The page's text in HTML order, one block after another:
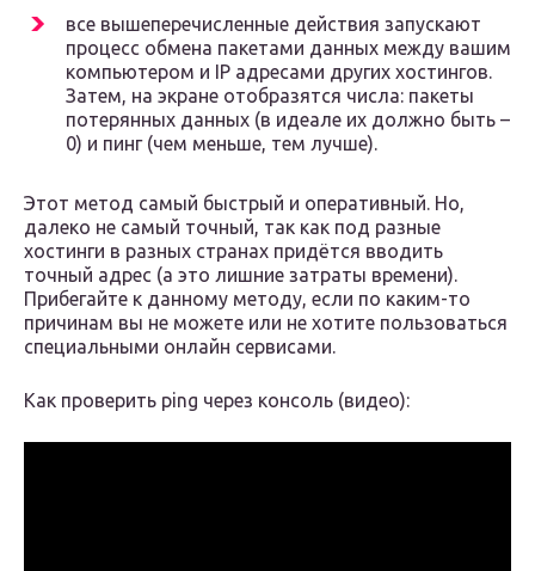
все вышеперечисленные действия запускают
процесс обмена пакетами данных между вашим
компьютером и IP адресами других хостингов.
Затем, на экране отобразятся числа: пакеты
потерянных данных (в идеале их должно быть –
0) и пинг (чем меньше, тем лучше).
Этот метод самый быстрый и оперативный. Но,
далеко не самый точный, так как под разные
хостинги в разных странах придётся вводить
точный адрес (а это лишние затраты времени).
Прибегайте к данному методу, если по каким-то
причинам вы не можете или не хотите пользоваться
специальными онлайн сервисами.
Как проверить ping через консоль (видео):